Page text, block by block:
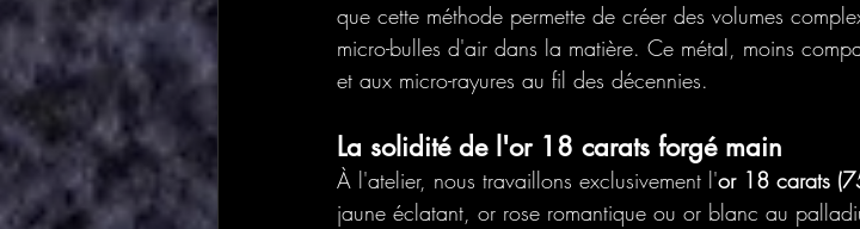
que cette méthode permette de créer des volumes
micro-bulles d'air dans la matière. Ce métal, moins
et aux micro-rayures au fil des décennies.
La solidité de l'or 18 carats forgé main
À l'atelier, nous travaillons exclusivement l'or 18 carats
jaune éclatant, or rose romantique ou or blanc au